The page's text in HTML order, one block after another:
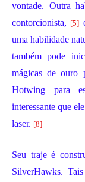
vontade. Outra
contorcionista, [5]
uma habilidade
também pode
mágicas de ouro
Hotwing para
interessante que
laser. [8]
Seu traje é
SilverHawks.